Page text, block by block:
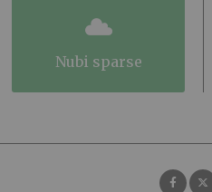
nubi sparse